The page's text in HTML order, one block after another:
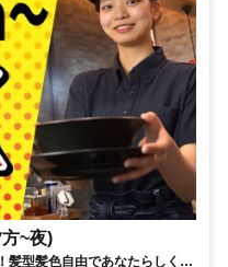
~夜)
髪型髪色自由であなたらしく勤